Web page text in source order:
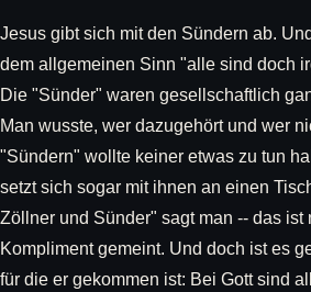
Jesus gibt sich mit den Sündern ab.
dem allgemeinen Sinn "alle sind doch
Die "Sünder" waren gesellschaftlich
Man wusste, wer dazugehört und wer
"Sündern" wollte keiner etwas zu tun
setzt sich sogar mit ihnen an einen
Zöllner und Sünder" sagt man -- das ist
Kompliment gemeint. Und doch ist es
für die er gekommen ist: Bei Gott sind